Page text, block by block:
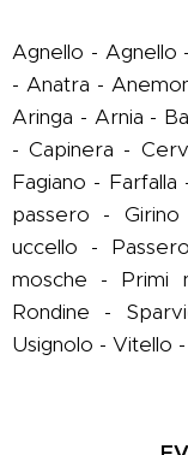
Agnello - Agnello
- Anatra -
Aringa - Arnia -
- Capinera -
Fagiano -
passero -
uccello -
mosche - Primi
Rondine -
Usignolo - Vitello